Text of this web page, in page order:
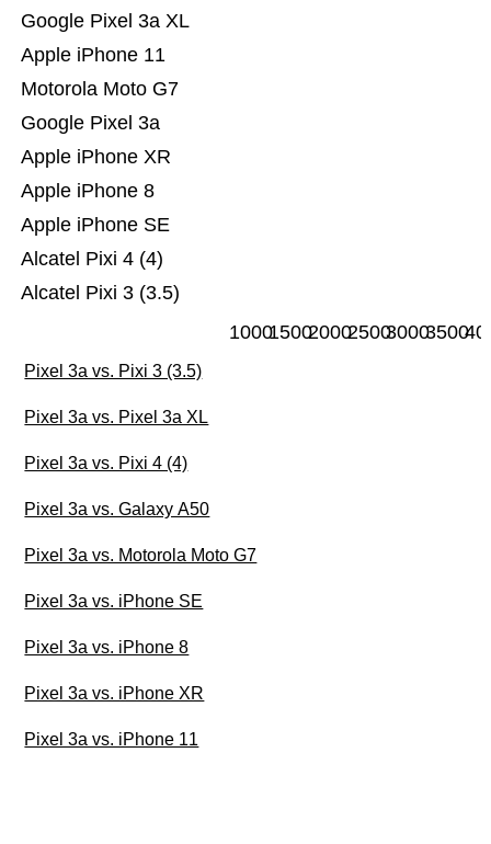
Alcatel Pixi 3 (3.5)
Alcatel Pixi 4 (4)
Apple iPhone SE
Apple iPhone 8
Apple iPhone XR
Google Pixel 3a
Motorola Moto G7
Apple iPhone 11
Google Pixel 3a XL
100015002000250030003500
Pixel 3a vs. Pixi 3 (3.5)
Pixel 3a vs. Pixel 3a XL
Pixel 3a vs. Pixi 4 (4)
Pixel 3a vs. Galaxy A50
Pixel 3a vs. Motorola Moto G7
Pixel 3a vs. iPhone SE
Pixel 3a vs. iPhone 8
Pixel 3a vs. iPhone XR
Pixel 3a vs. iPhone 11